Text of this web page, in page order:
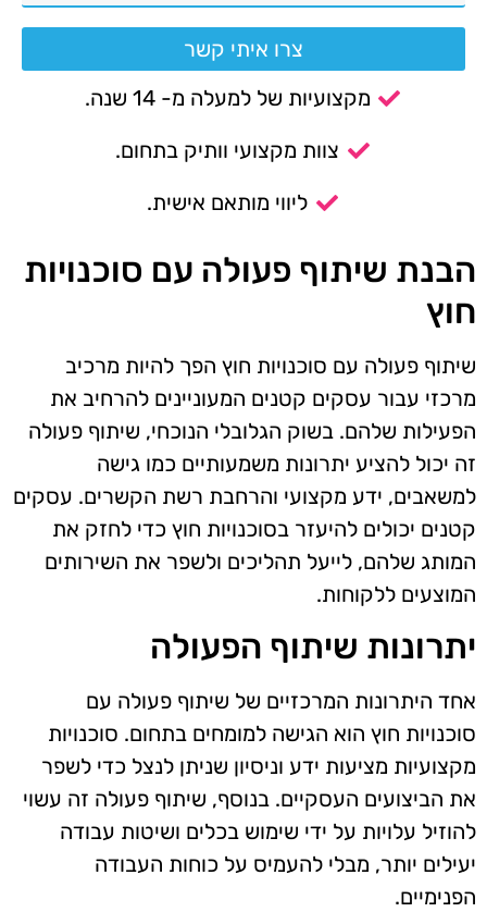
צרו איתי קשר
מקצועיות של למעלה מ- 14 שנה.
צוות מקצועי וותיק בתחום.
ליווי מותאם אישית.
הבנת שיתוף פעולה עם סוכנויות
חוץ
שיתוף פעולה עם סוכנויות חוץ הפך להיות מרכיב
מרכזי עבור עסקים קטנים המעוניינים להרחיב את
הפעילות שלהם. בשוק הגלובלי הנוכחי, שיתוף פעולה
זה יכול להציע יתרונות משמעותיים כמו גישה
למשאבים, ידע מקצועי והרחבת רשת הקשרים. עסקים
קטנים יכולים להיעזר בסוכנויות חוץ כדי לחזק את
המותג שלהם, לייעל תהליכים ולשפר את השירותים
המוצעים ללקוחות.
יתרונות שיתוף הפעולה
אחד היתרונות המרכזיים של שיתוף פעולה עם
סוכנויות חוץ הוא הגישה למומחים בתחום. סוכנויות
מקצועיות מציעות ידע וניסיון שניתן לנצל כדי לשפר
את הביצועים העסקיים. בנוסף, שיתוף פעולה זה עשוי
להוזיל עלויות על ידי שימוש בכלים ושיטות עבודה
יעילים יותר, מבלי להעמיס על כוחות העבודה
הפנימיים.